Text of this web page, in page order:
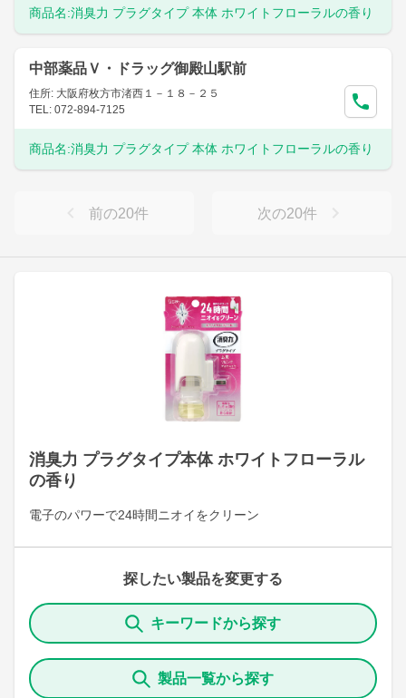
消臭力 プラグタイプ本体 ホワイトフローラル
の香り
電子のパワーで24時間ニオイをクリーン
探したい製品を変更する
キーワードから探す
製品一覧から探す
商品名:消臭力 プラグタイプ 本体 ホワイトフローラルの香り
中部薬品Ｖ・ドラッグ御殿山駅前
住所: 大阪府枚方市渚西１－１８－２５
TEL: 072-894-7125
商品名:消臭力 プラグタイプ 本体 ホワイトフローラルの香り
前の20件 次の20件